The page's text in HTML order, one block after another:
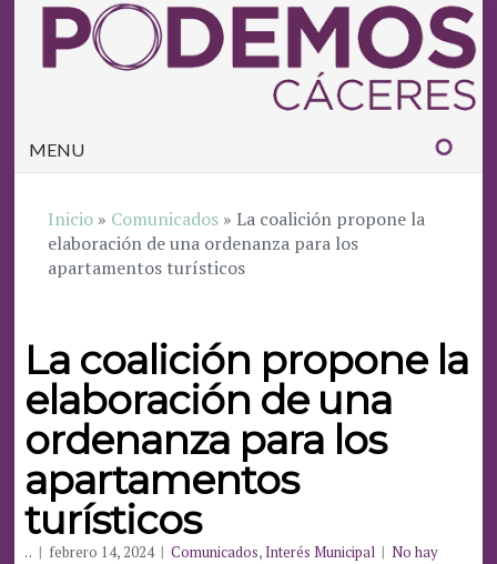
MENU
Inicio » Comunicados »La coalición propone la
elaboración de una ordenanza para los
apartamentos turísticos
La coalición propone la
elaboración de una
ordenanza para los
apartamentos
turísticos
. . | febrero 14, 2024 | Comunicados,Interés Municipal | No hay